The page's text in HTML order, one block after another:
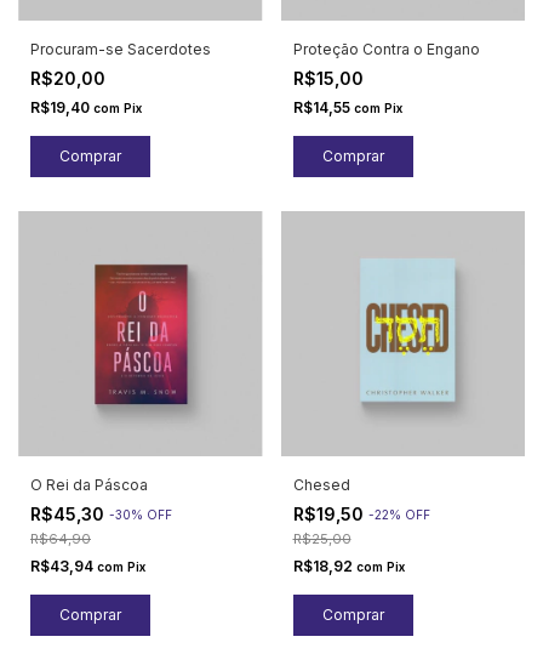
Procuram-se Sacerdotes
R$20,00
R$19,40 com Pix
Proteção Contra o Engano
R$15,00
R$14,55 com Pix
O Rei da Páscoa
R$45,30 -30% OFF
R$64,90
R$43,94 com Pix
Chesed
R$19,50 -22% OFF
R$25,00
R$18,92 com Pix